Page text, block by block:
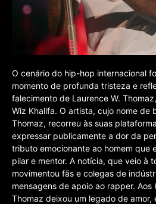
O cenário do hip-hop internacional
momento de profunda tristeza e
falecimento de Laurence W.
Wiz Khalifa. O artista, cujo nome de
Thomaz, recorreu às suas
expressar publicamente a dor da
tributo emocionante ao homem que
pilar e mentor. A notícia, que veio à
movimentou fãs e colegas de
mensagens de apoio ao rapper. Aos
Thomaz deixou um legado de amor,